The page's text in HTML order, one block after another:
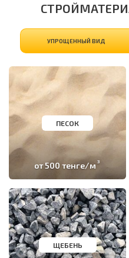
УПРОЩЕННЫЙ ВИД
ПЕСОК
от 500 тенге/м 3
ЩЕБЕНЬ